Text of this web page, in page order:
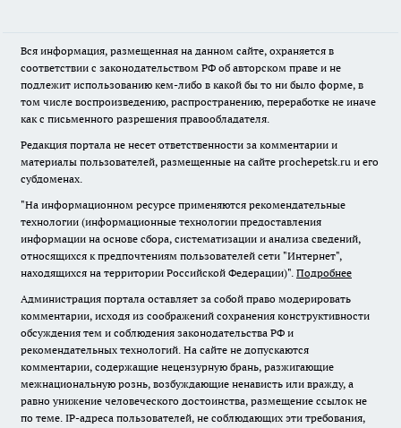
Вся информация, размещенная на данном сайте, охраняется в
соответствии с законодательством РФ об авторском праве и не
подлежит использованию кем-либо в какой бы то ни было форме, в
том числе воспроизведению, распространению, переработке не иначе
как с письменного разрешения правообладателя.
Редакция портала не несет ответственности за комментарии и
материалы пользователей, размещенные на сайте prochepetsk.ru и его
субдоменах.
"На информационном ресурсе применяются рекомендательные
технологии (информационные технологии предоставления
информации на основе сбора, систематизации и анализа сведений,
относящихся к предпочтениям пользователей сети "Интернет",
находящихся на территории Российской Федерации)". Подробнее
Администрация портала оставляет за собой право модерировать
комментарии, исходя из соображений сохранения конструктивности
обсуждения тем и соблюдения законодательства РФ и
рекомендательных технологий. На сайте не допускаются
комментарии, содержащие нецензурную брань, разжигающие
межнациональную рознь, возбуждающие ненависть или вражду, а
равно унижение человеческого достоинства, размещение ссылок не
по теме. IP-адреса пользователей, не соблюдающих эти требования,